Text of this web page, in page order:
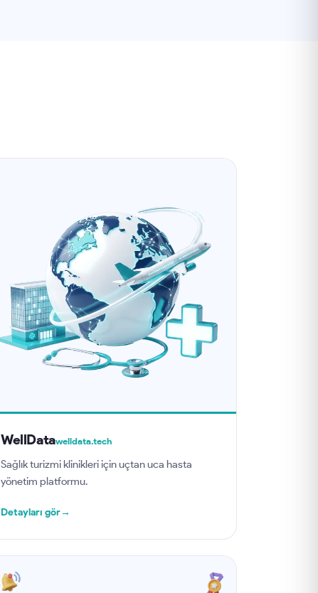
WellDatawelldata.tech
Sağlık turizmi klinikleri için uçtan uca hasta
yönetim platformu.
Detayları gör→